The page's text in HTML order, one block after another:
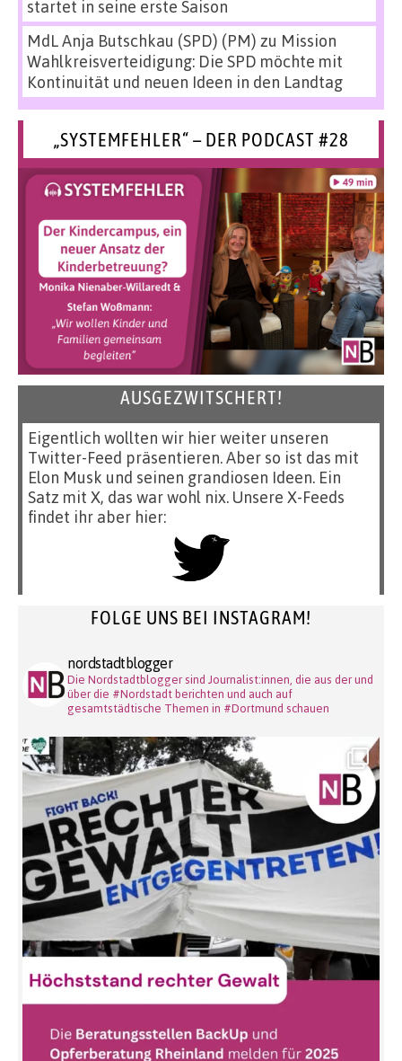
startet in seine erste Saison
MdL Anja Butschkau (SPD) (PM) zu Mission
Wahlkreisverteidigung: Die SPD möchte mit
Kontinuität und neuen Ideen in den Landtag
„SYSTEMFEHLER“ – DER PODCAST #28
AUSGEZWITSCHERT!
Eigentlich wollten wir hier weiter unseren
Twitter-Feed präsentieren. Aber so ist das mit
Elon Musk und seinen grandiosen Ideen. Ein
Satz mit X, das war wohl nix. Unsere X-Feeds
findet ihr aber hier:
FOLGE UNS BEI INSTAGRAM!
nordstadtblogger
Die Nordstadtblogger sind Journalist:innen, die aus der und
über die #Nordstadt berichten und auch auf
gesamtstädtische Themen in #Dortmund schauen